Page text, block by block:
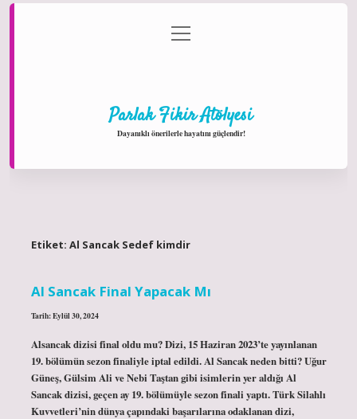
Gizlilik Politikası
menüyü
aç
Parlak Fikir Atölyesi
Dayanıklı önerilerle hayatını güçlendir!
Etiket: Al Sancak Sedef kimdir
Al Sancak Final Yapacak Mı
Tarih: Eylül 30, 2024
Alsancak dizisi final oldu mu? Dizi, 15 Haziran 2023’te yayınlanan
19. bölümün sezon finaliyle iptal edildi. Al Sancak neden bitti? Uğur
Güneş, Gülsim Ali ve Nebi Taştan gibi isimlerin yer aldığı Al
Sancak dizisi, geçen ay 19. bölümüyle sezon finali yaptı. Türk Silahlı
Kuvvetleri’nin dünya çapındaki başarılarına odaklanan dizi,